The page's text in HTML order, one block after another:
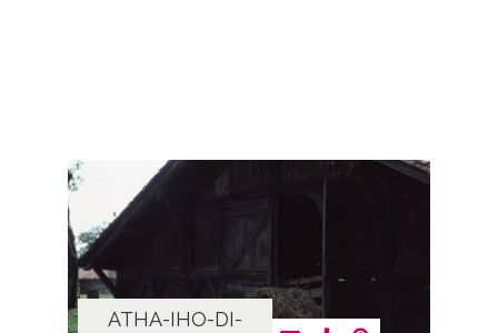
ATHA-IHO-DI-